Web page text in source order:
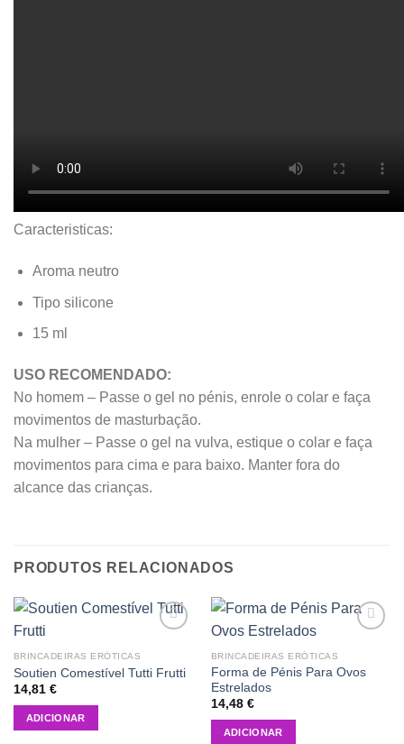
Caracteristicas:
Aroma neutro
Tipo silicone
15 ml
USO RECOMENDADO:
No homem – Passe o gel no pénis, enrole o colar e faça
movimentos de masturbação.
Na mulher – Passe o gel na vulva, estique o colar e faça
movimentos para cima e para baixo. Manter fora do
alcance das crianças.
PRODUTOS RELACIONADOS
BRINCADEIRAS ERÓTICAS
Soutien Comestível Tutti Frutti
14,81 €
ADICIONAR
BRINCADEIRAS ERÓTICAS
Forma de Pénis Para Ovos
Estrelados
14,48 €
ADICIONAR